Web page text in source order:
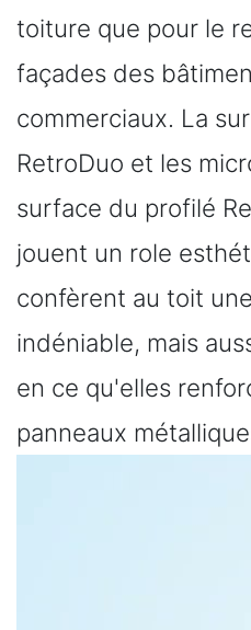
toiture que pour le
façades des
commerciaux. La
RetroDuo et les
surface du profilé
jouent un role
confèrent au toit
indéniable, mais
en ce qu'elles
panneaux